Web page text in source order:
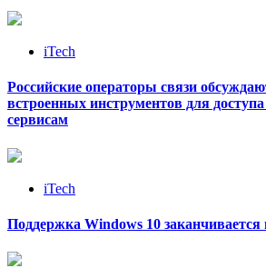
iTech
Российские операторы связи
встроенных инструментов для
сервисам
iTech
Поддержка Windows 10 заканчивается